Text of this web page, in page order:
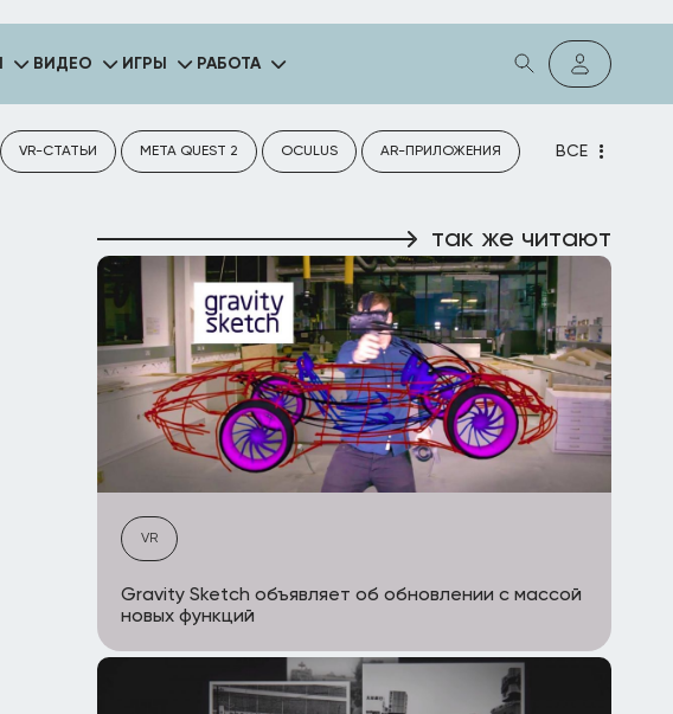
ВИДЕО ИГРЫ РАБОТА
VR-СТАТЬИ META QUEST 2 OCULUS AR-ПРИЛОЖЕНИЯ ВСЕ
так же читают
VR
Gravity Sketch объявляет об обновлении с массой
новых функций